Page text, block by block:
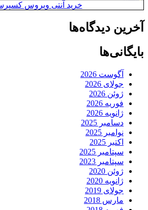
خرید آنتی ویروس
آخرین دیدگاه‌ها
بایگانی‌ها
آگوست 2026
جولای 2026
ژوئن 2026
فوریه 2026
ژانویه 2026
دسامبر 2025
نوامبر 2025
اکتبر 2025
سپتامبر 2025
سپتامبر 2023
ژوئن 2020
ژانویه 2020
جولای 2019
مارس 2018